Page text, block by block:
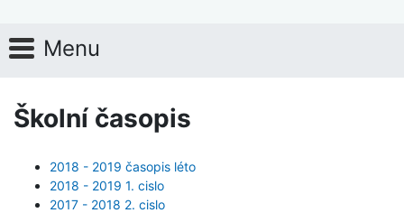
Menu
Školní časopis
2018 - 2019 časopis léto
2018 - 2019 1. cislo
2017 - 2018 2. cislo